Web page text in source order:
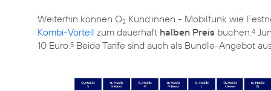
Weiterhin können O2 Kund:innen - Mobilfunk wie
Kombi-Vorteil zum dauerhaft halben Preis buchen.4
10 Euro.5 Beide Tarife sind auch als Bundle-Angebot